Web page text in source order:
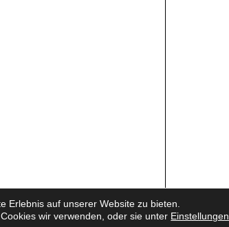
Erlebnis auf unserer Website zu bieten.
wir verwenden, oder sie unter Einstellungen